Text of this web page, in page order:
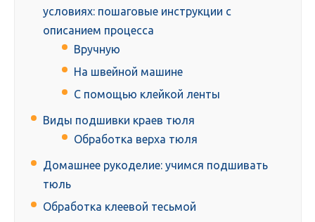
условиях: пошаговые инструкции с
описанием процесса
Вручную
На швейной машине
С помощью клейкой ленты
Виды подшивки краев тюля
Обработка верха тюля
Домашнее рукоделие: учимся подшивать
тюль
Обработка клеевой тесьмой